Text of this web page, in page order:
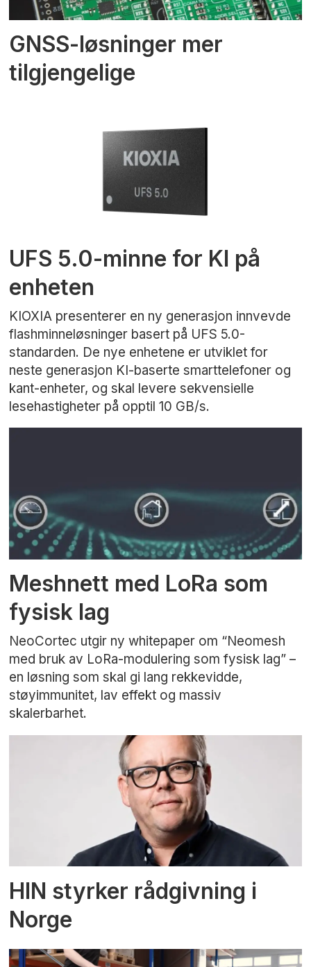
GNSS-løsninger mer
tilgjengelige
UFS 5.0-minne for KI på
enheten
KIOXIA presenterer en ny generasjon innvevde
flashminneløsninger basert på UFS 5.0-
standarden. De nye enhetene er utviklet for
neste generasjon KI-baserte smarttelefoner og
kant-enheter, og skal levere sekvensielle
lesehastigheter på opptil 10 GB/s.
Meshnett med LoRa som
fysisk lag
NeoCortec utgir ny whitepaper om “Neomesh
med bruk av LoRa-modulering som fysisk lag” –
en løsning som skal gi lang rekkevidde,
støyimmunitet, lav effekt og massiv
skalerbarhet.
HIN styrker rådgivning i
Norge